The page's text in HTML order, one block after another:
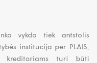
vykdo tiek antstolis
institucija per PLAIS,
kreditoriams turi būti